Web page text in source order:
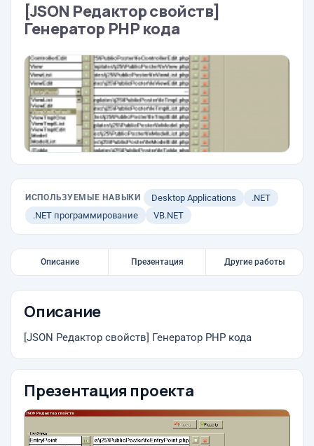
[JSON Редактор свойств]
Генератор PHP кода
ИСПОЛЬЗУЕМЫЕ НАВЫКИ Desktop Applications
.NET
.NET программирование
VB.NET
Описание Презентация Другие работы
Описание
[JSON Редактор свойств] Генератор PHP кода
Презентация проекта